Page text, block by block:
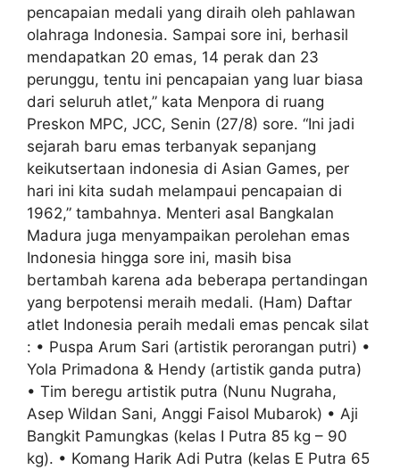
pencapaian medali yang diraih oleh pahlawan
olahraga Indonesia. Sampai sore ini, berhasil
mendapatkan 20 emas, 14 perak dan 23
perunggu, tentu ini pencapaian yang luar biasa
dari seluruh atlet,” kata Menpora di ruang
Preskon MPC, JCC, Senin (27/8) sore. “Ini jadi
sejarah baru emas terbanyak sepanjang
keikutsertaan indonesia di Asian Games, per
hari ini kita sudah melampaui pencapaian di
1962,” tambahnya. Menteri asal Bangkalan
Madura juga menyampaikan perolehan emas
Indonesia hingga sore ini, masih bisa
bertambah karena ada beberapa pertandingan
yang berpotensi meraih medali. (Ham) Daftar
atlet Indonesia peraih medali emas pencak silat
: • Puspa Arum Sari (artistik perorangan putri) •
Yola Primadona & Hendy (artistik ganda putra)
• Tim beregu artistik putra (Nunu Nugraha,
Asep Wildan Sani, Anggi Faisol Mubarok) • Aji
Bangkit Pamungkas (kelas I Putra 85 kg – 90
kg). • Komang Harik Adi Putra (kelas E Putra 65